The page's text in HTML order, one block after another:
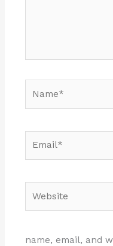
name, email, and